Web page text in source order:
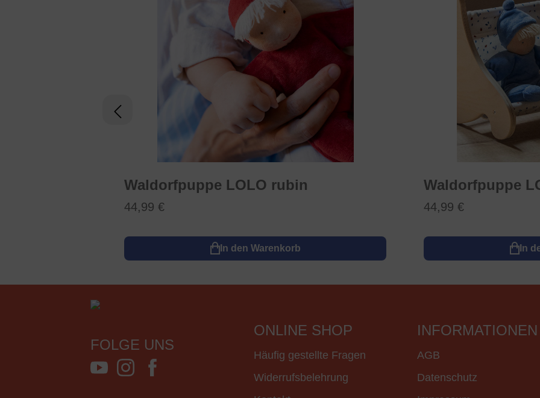
Waldorfpuppe LOLO rubin
44,99 €
In den Warenkorb
Waldorfpuppe
44,99 €
In
FOLGE UNS
ONLINE SHOP
Häufig gestellte Fragen
Widerrufsbelehrung
INFORMATIONEN
AGB
Datenschutz